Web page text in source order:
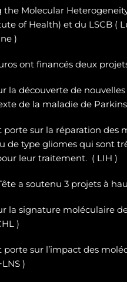
Molecular
of Health) et du LSCB (
)
ont financés deux
la découverte de
de la maladie de
porte sur la réparation des
de type gliomes qui sont
leur traitement. ( LIH )
a soutenu 3 projets à
la signature moléculaire
)
sur l’impact des
)